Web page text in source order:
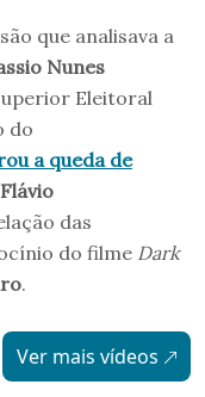
que analisava a
Nunes
Eleitoral
do
a queda de
Flávio
das
do filme Dark
.
Ver mais vídeos